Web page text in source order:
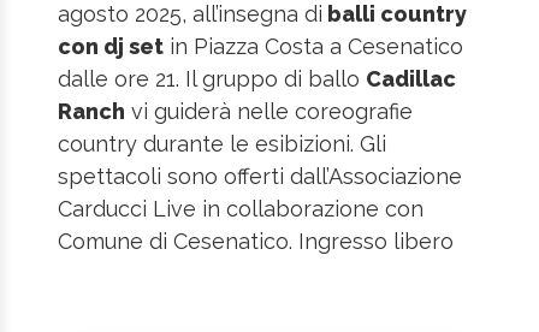
agosto 2025, all’insegna di balli country
con dj set in Piazza Costa a Cesenatico
dalle ore 21. Il gruppo di ballo Cadillac
Ranch vi guiderà nelle coreografie
country durante le esibizioni. Gli
spettacoli sono offerti dall’Associazione
Carducci Live in collaborazione con
Comune di Cesenatico. Ingresso libero